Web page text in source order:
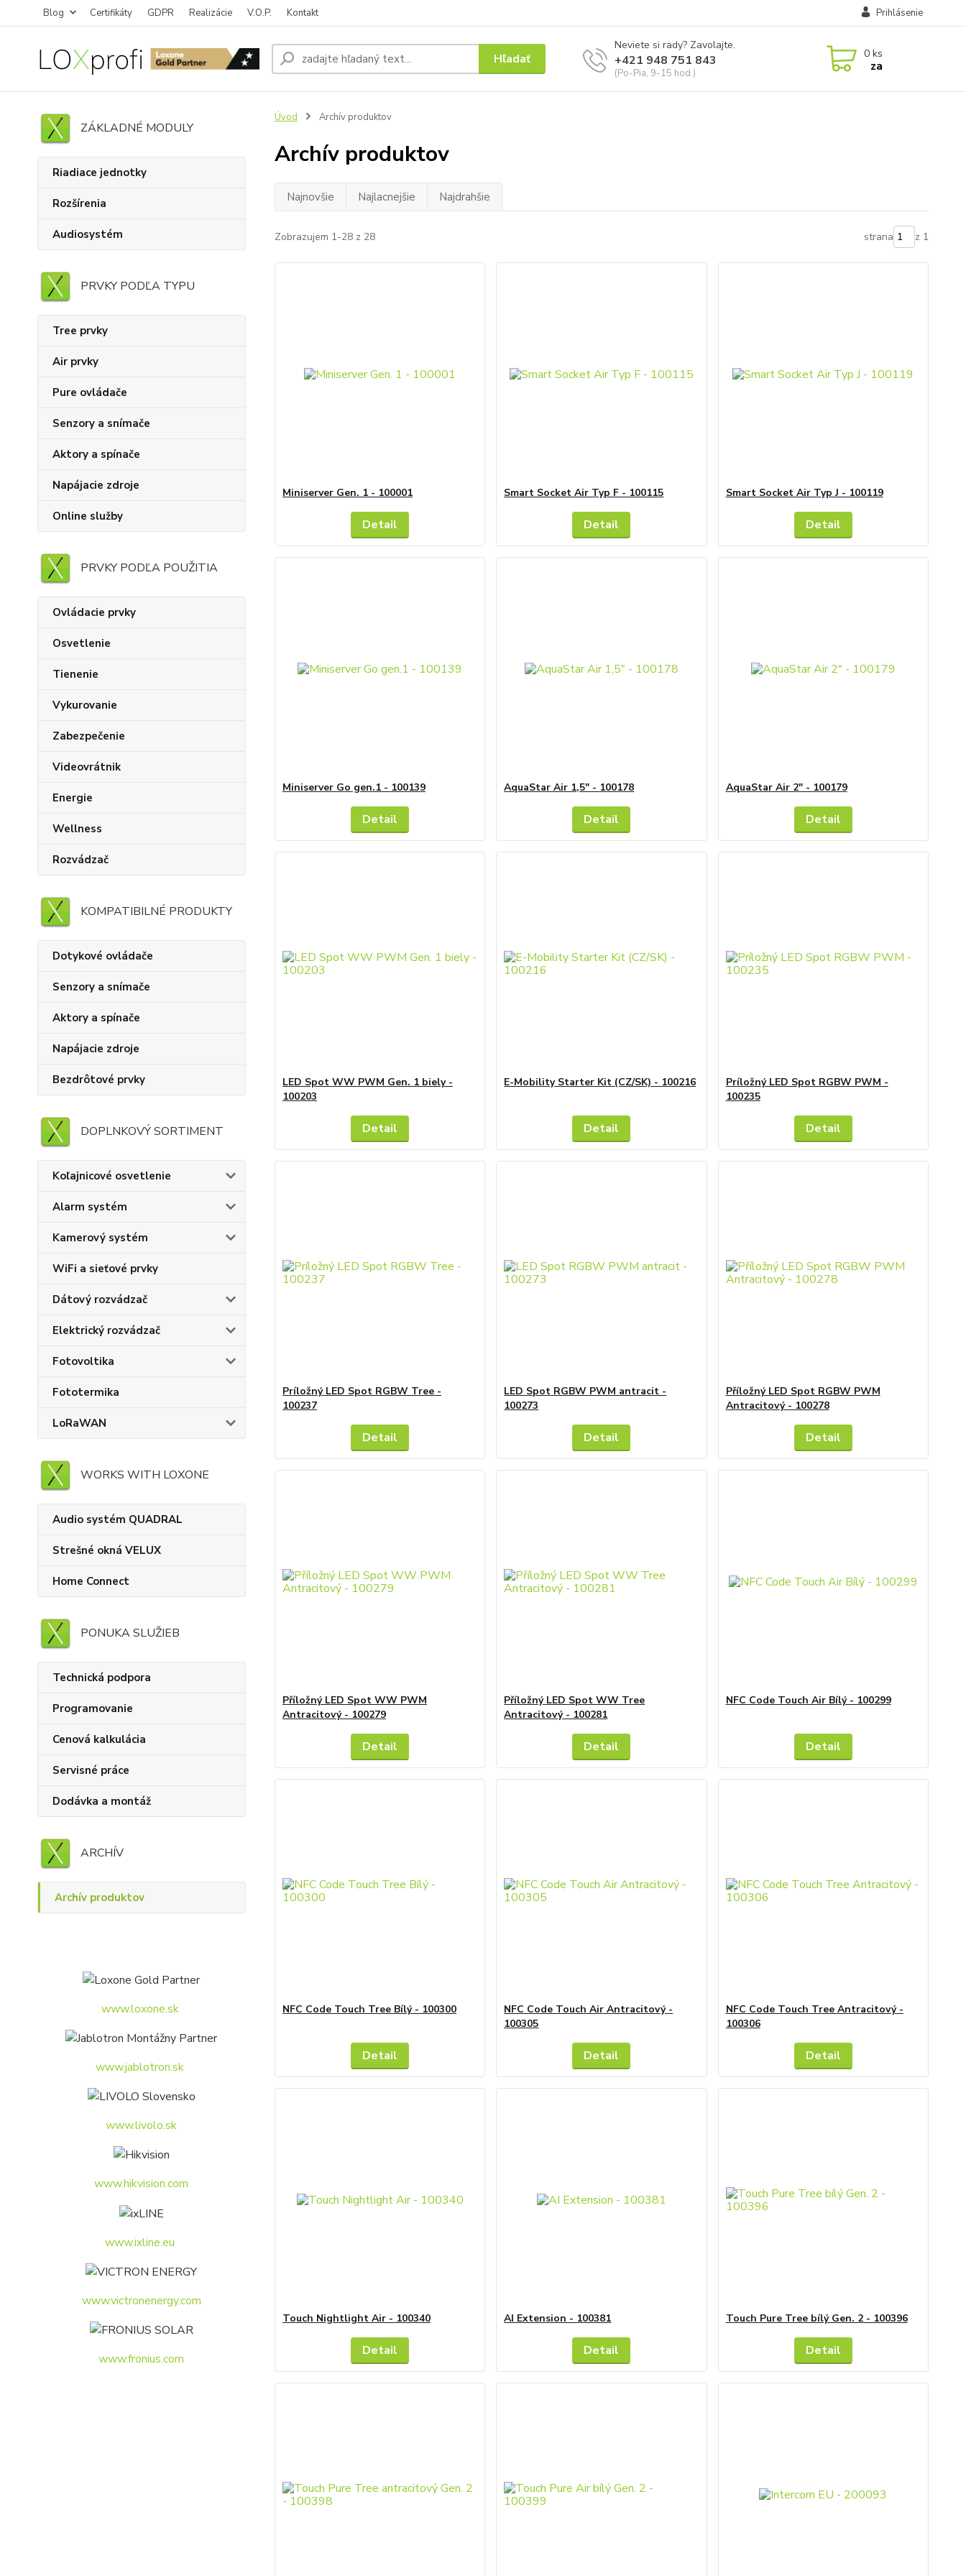
Blog Certifikáty GDPR Realizácie V.O.P. Kontakt Prihlásenie
Hľadať
Neviete si rady? Zavolajte.
+421 948 751 843
(Po-Pia, 9-15 hod.)
0 ks
za
ZÁKLADNÉ MODULY
Riadiace jednotky
Rozšírenia
Audiosystém
PRVKY PODĽA TYPU
Tree prvky
Air prvky
Pure ovládače
Senzory a snímače
Aktory a spínače
Napájacie zdroje
Online služby
PRVKY PODĽA POUŽITIA
Ovládacie prvky
Osvetlenie
Tienenie
Vykurovanie
Zabezpečenie
Videovrátnik
Energie
Wellness
Rozvádzač
KOMPATIBILNÉ PRODUKTY
Dotykové ovládače
Senzory a snímače
Aktory a spínače
Napájacie zdroje
Bezdrôtové prvky
DOPLNKOVÝ SORTIMENT
Koľajnicové osvetlenie
Alarm systém
Kamerový systém
WiFi a sieťové prvky
Dátový rozvádzač
Elektrický rozvádzač
Fotovoltika
Fototermika
LoRaWAN
WORKS WITH LOXONE
Audio systém QUADRAL
Strešné okná VELUX
Home Connect
PONUKA SLUŽIEB
Technická podpora
Programovanie
Cenová kalkulácia
Servisné práce
Dodávka a montáž
ARCHÍV
Archív produktov
www.loxone.sk
www.jablotron.sk
www.livolo.sk
www.hikvision.com
www.ixline.eu
www.victronenergy.com
www.fronius.com
Úvod Archív produktov
Archív produktov
Najnovšie Najlacnejšie Najdrahšie
Zobrazujem 1-28 z 28 strana z 1
Miniserver Gen. 1 - 100001
Detail
Smart Socket Air Typ F - 100115
Detail
Smart Socket Air Typ J - 100119
Detail
Miniserver Go gen.1 - 100139
Detail
AquaStar Air 1,5" - 100178
Detail
AquaStar Air 2" - 100179
Detail
LED Spot WW PWM Gen. 1 biely -
100203
Detail
E-Mobility Starter Kit (CZ/SK) - 100216
Detail
Príložný LED Spot RGBW PWM -
100235
Detail
Príložný LED Spot RGBW Tree -
100237
Detail
LED Spot RGBW PWM antracit -
100273
Detail
Příložný LED Spot RGBW PWM
Antracitový - 100278
Detail
Příložný LED Spot WW PWM
Antracitový - 100279
Detail
Příložný LED Spot WW Tree
Antracitový - 100281
Detail
NFC Code Touch Air Bílý - 100299
Detail
NFC Code Touch Tree Bílý - 100300
Detail
NFC Code Touch Air Antracitový -
100305
Detail
NFC Code Touch Tree Antracitový -
100306
Detail
Touch Nightlight Air - 100340
Detail
AI Extension - 100381
Detail
Touch Pure Tree bílý Gen. 2 - 100396
Detail